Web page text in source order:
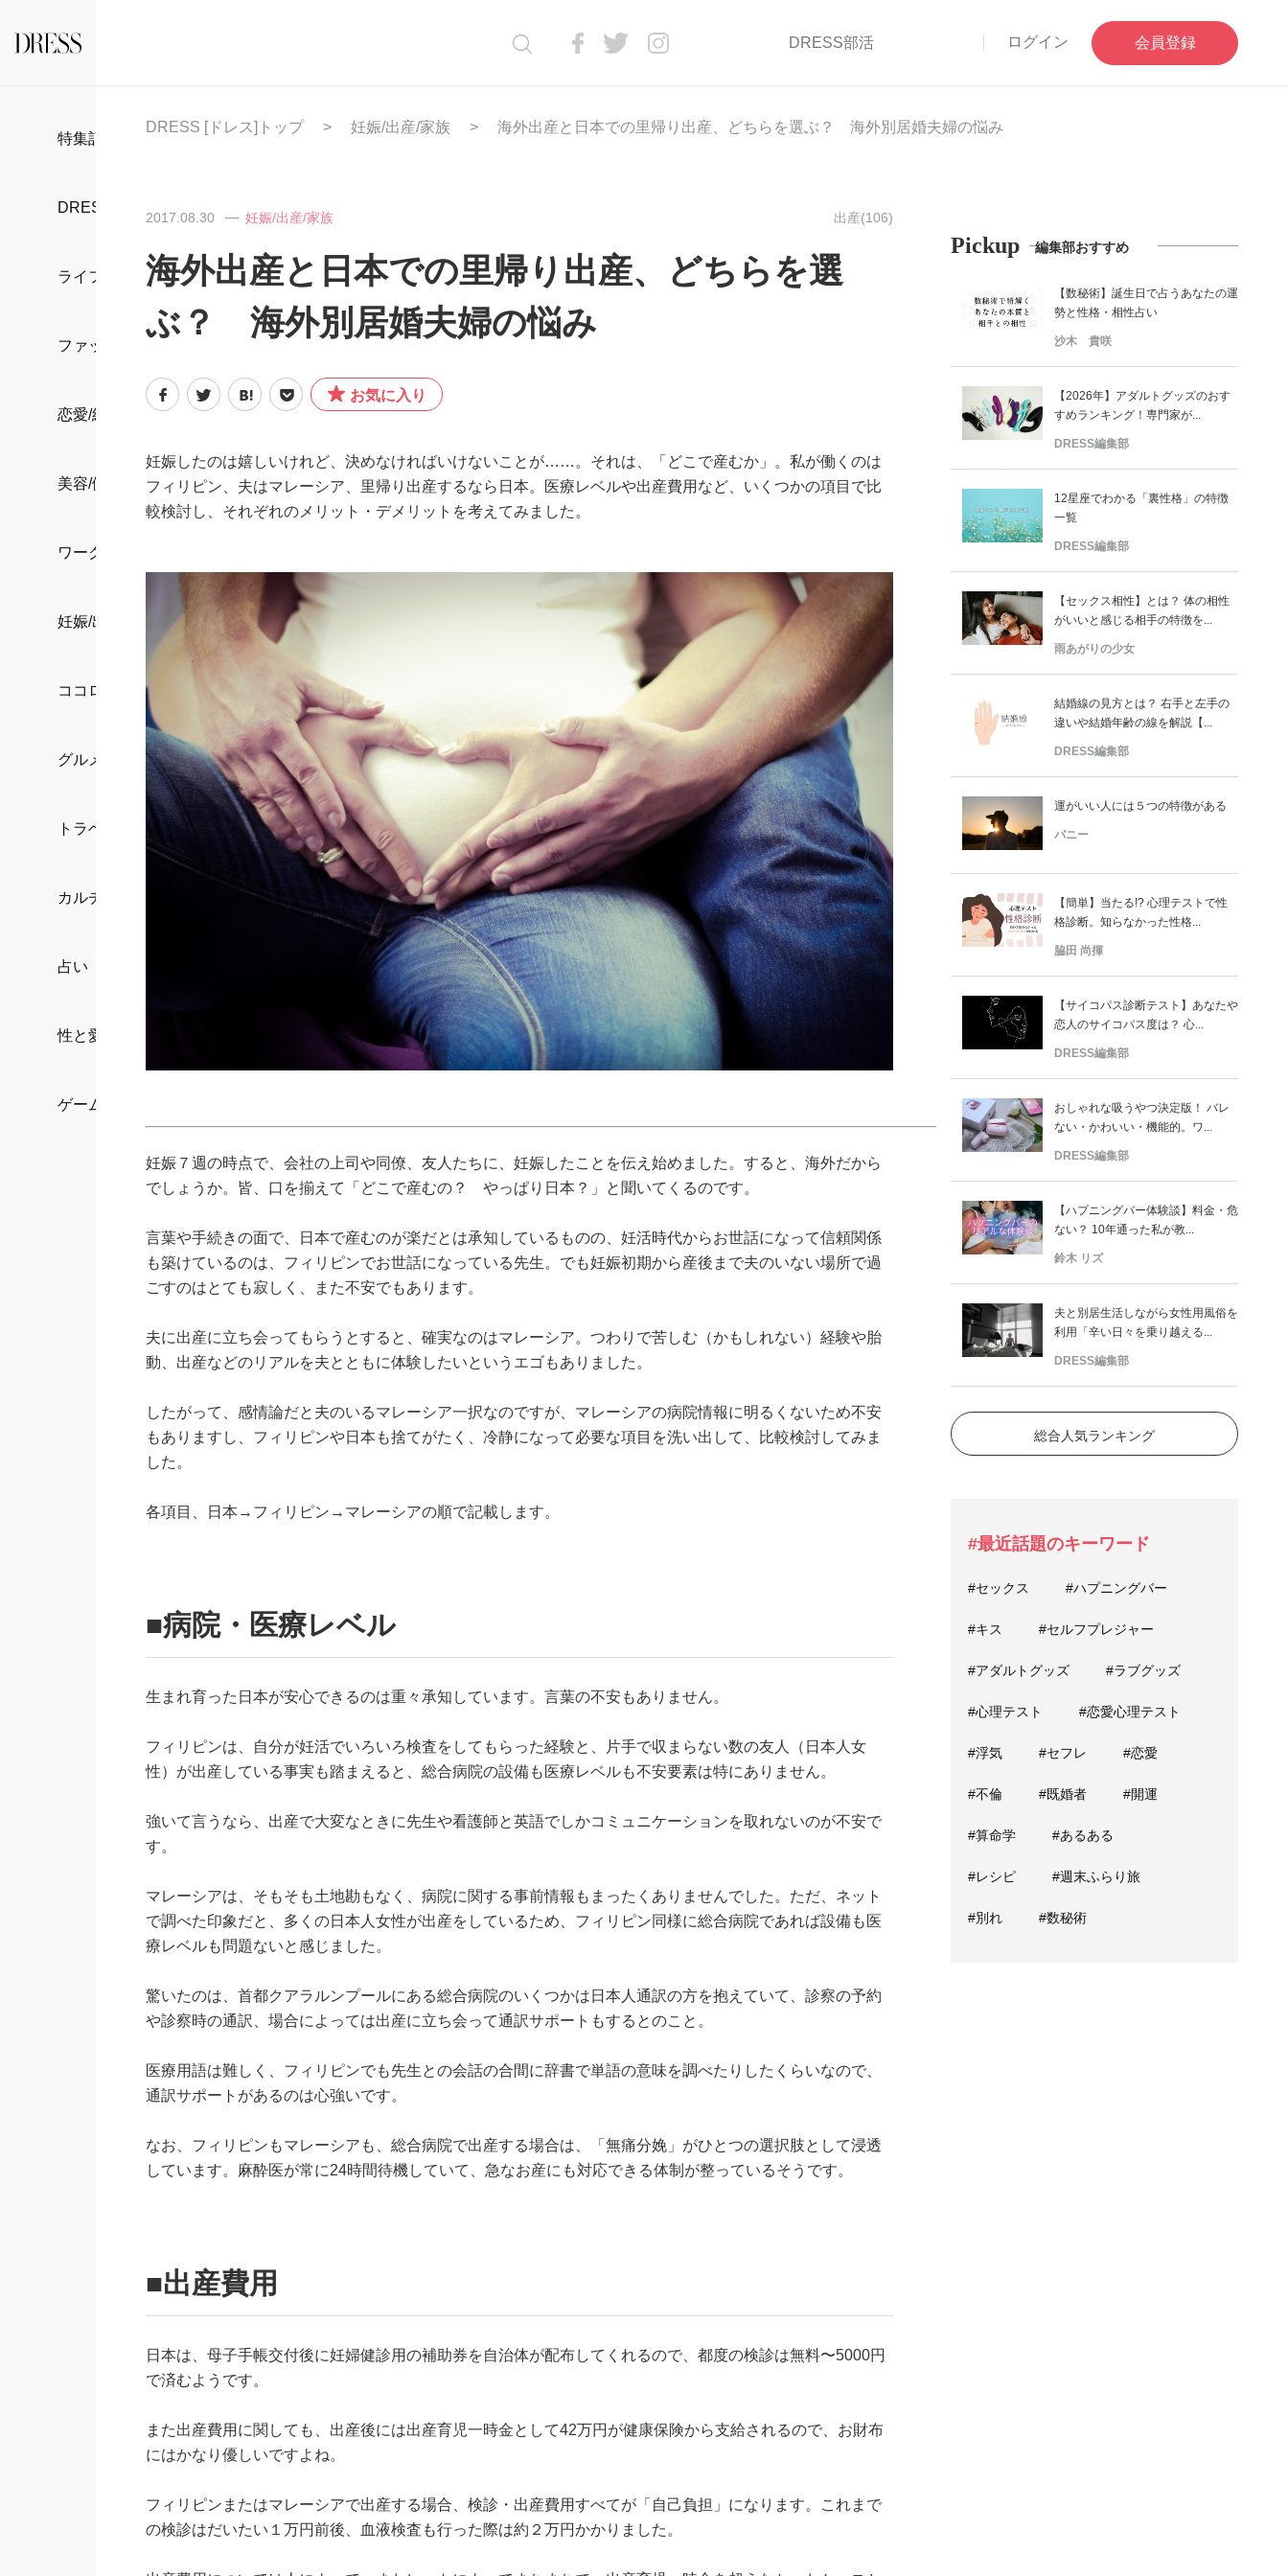
DRESS部活 ログイン 会員登録
特集記事
DRESS部活
ライフスタイル
ファッション
恋愛/結婚/離婚
美容/健康
ワークスタイル
妊娠/出産/家族
ココロ/カラダ
グルメ
トラベル
カルチャー/エンタメ
占い
性と愛
ゲーム
DRESS [ドレス]トップ 妊娠/出産/家族 海外出産と日本での里帰り出産、どちらを選ぶ？ 海外別居婚夫婦の悩み
2017.08.30 妊娠/出産/家族 出産(106)
海外出産と日本での里帰り出産、どちらを選
ぶ？ 海外別居婚夫婦の悩み
お気に入り
妊娠したのは嬉しいけれど、決めなければいけないことが……。それは、「どこで産むか」。私が働くのは
フィリピン、夫はマレーシア、里帰り出産するなら日本。医療レベルや出産費用など、いくつかの項目で比
較検討し、それぞれのメリット・デメリットを考えてみました。
妊娠７週の時点で、会社の上司や同僚、友人たちに、妊娠したことを伝え始めました。すると、海外だから
でしょうか。皆、口を揃えて「どこで産むの？ やっぱり日本？」と聞いてくるのです。
言葉や手続きの面で、日本で産むのが楽だとは承知しているものの、妊活時代からお世話になって信頼関係
も築けているのは、フィリピンでお世話になっている先生。でも妊娠初期から産後まで夫のいない場所で過
ごすのはとても寂しく、また不安でもあります。
夫に出産に立ち会ってもらうとすると、確実なのはマレーシア。つわりで苦しむ（かもしれない）経験や胎
動、出産などのリアルを夫とともに体験したいというエゴもありました。
したがって、感情論だと夫のいるマレーシア一択なのですが、マレーシアの病院情報に明るくないため不安
もありますし、フィリピンや日本も捨てがたく、冷静になって必要な項目を洗い出して、比較検討してみま
した。
各項目、日本→フィリピン→マレーシアの順で記載します。
■病院・医療レベル
生まれ育った日本が安心できるのは重々承知しています。言葉の不安もありません。
フィリピンは、自分が妊活でいろいろ検査をしてもらった経験と、片手で収まらない数の友人（日本人女
性）が出産している事実も踏まえると、総合病院の設備も医療レベルも不安要素は特にありません。
強いて言うなら、出産で大変なときに先生や看護師と英語でしかコミュニケーションを取れないのが不安で
す。
マレーシアは、そもそも土地勘もなく、病院に関する事前情報もまったくありませんでした。ただ、ネット
で調べた印象だと、多くの日本人女性が出産をしているため、フィリピン同様に総合病院であれば設備も医
療レベルも問題ないと感じました。
驚いたのは、首都クアラルンプールにある総合病院のいくつかは日本人通訳の方を抱えていて、診察の予約
や診察時の通訳、場合によっては出産に立ち会って通訳サポートもするとのこと。
医療用語は難しく、フィリピンでも先生との会話の合間に辞書で単語の意味を調べたりしたくらいなので、
通訳サポートがあるのは心強いです。
なお、フィリピンもマレーシアも、総合病院で出産する場合は、「無痛分娩」がひとつの選択肢として浸透
しています。麻酔医が常に24時間待機していて、急なお産にも対応できる体制が整っているそうです。
■出産費用
日本は、母子手帳交付後に妊婦健診用の補助券を自治体が配布してくれるので、都度の検診は無料〜5000円
で済むようです。
また出産費用に関しても、出産後には出産育児一時金として42万円が健康保険から支給されるので、お財布
にはかなり優しいですよね。
フィリピンまたはマレーシアで出産する場合、検診・出産費用すべてが「自己負担」になります。これまで
の検診はだいたい１万円前後、血液検査も行った際は約２万円かかりました。
Pickup 編集部おすすめ
【数秘術】誕生日で占うあなたの運
勢と性格・相性占い
沙木 貴咲
【2026年】アダルトグッズのおす
すめランキング！専門家が...
DRESS編集部
12星座でわかる「裏性格」の特徴
一覧
DRESS編集部
【セックス相性】とは？ 体の相性
がいいと感じる相手の特徴を...
雨あがりの少女
結婚線の見方とは？ 右手と左手の
違いや結婚年齢の線を解説【...
DRESS編集部
運がいい人には５つの特徴がある
バニー
【簡単】当たる!? 心理テストで性
格診断。知らなかった性格...
脇田 尚揮
【サイコパス診断テスト】あなたや
恋人のサイコパス度は？ 心...
DRESS編集部
おしゃれな吸うやつ決定版！ バレ
ない・かわいい・機能的。ワ...
DRESS編集部
【ハプニングバー体験談】料金・危
ない？ 10年通った私が教...
鈴木 リズ
夫と別居生活しながら女性用風俗を
利用「辛い日々を乗り越える...
DRESS編集部
総合人気ランキング
#最近話題のキーワード
#セックス #ハプニングバー
#キス #セルフプレジャー
#アダルトグッズ #ラブグッズ
#心理テスト #恋愛心理テスト
#浮気 #セフレ #恋愛
#不倫 #既婚者 #開運
#算命学 #あるある
#レシピ #週末ふらり旅
#別れ #数秘術